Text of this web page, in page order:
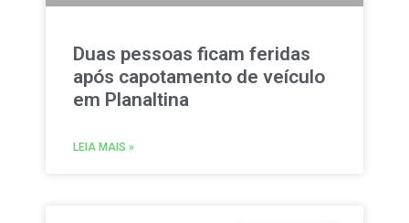
Duas pessoas ficam feridas
após capotamento de veículo
em Planaltina
LEIA MAIS »